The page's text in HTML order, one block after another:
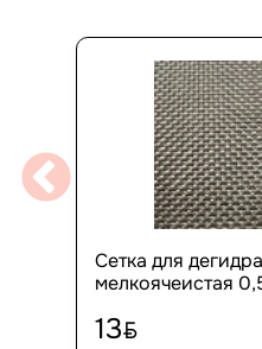
Сетка для
мелкоячеистая
13BYN